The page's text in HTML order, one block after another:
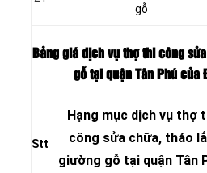
gỗ
Bảng giá dịch vụ thợ thi công
gỗ tại quận Tân Phú của
Stt
Hạng mục dịch vụ thợ
công sửa chữa, tháo
giường gỗ tại quận Tân